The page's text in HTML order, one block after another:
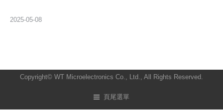
2025-05-08
Copyright© WT Microelectronics Co., Ltd., All Rights Reserved.
頁尾選單